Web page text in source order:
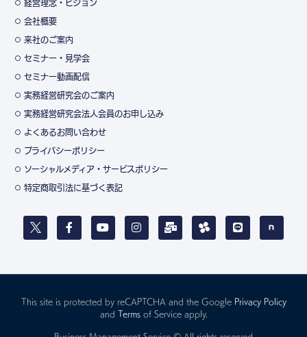
経営理念・ビジョン
会社概要
来社のご案内
セミナー・見学会
セミナー動画配信
実務経営研究会のご案内
実務経営研究会法人会員のお申し込み
よくあるお問い合わせ
プライバシーポリシー
ソーシャルメディア・サービスポリシー
特定商取引法に基づく表記
This site is protected by reCAPTCHA and the Google Privacy Policy
and Terms of Service apply.